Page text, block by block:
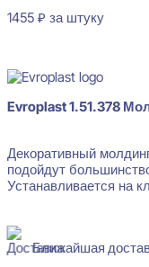
1455 ₽ за штуку
Evroplast 1.51.378
Декоративный
подойдут
Устанавливается на
Ближайшая